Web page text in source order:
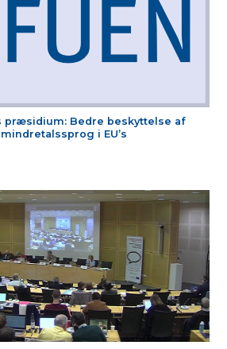
præsidium: Bedre beskyttelse af
i EU’s